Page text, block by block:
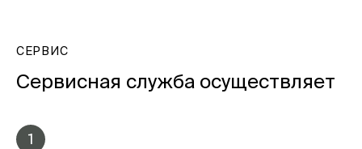
СЕРВИС
Сервисная служба осуществляет
1